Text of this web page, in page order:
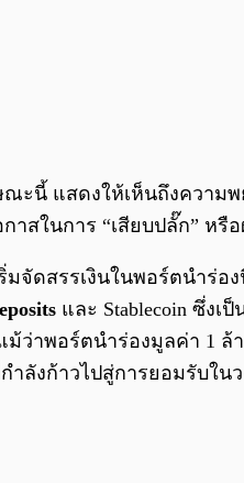
ะนี้ แสดงให้เห็นถึงความ
าสในการ “เสียบปลั๊ก” หรื
จัดสรรเงินในพอร์ตนำร่อ
และ Stablecoin ซึ่ง
ว่าพอร์ตนำร่องมูลค่า 1 ล้
ลังก้าวไปสู่การยอมรับในว